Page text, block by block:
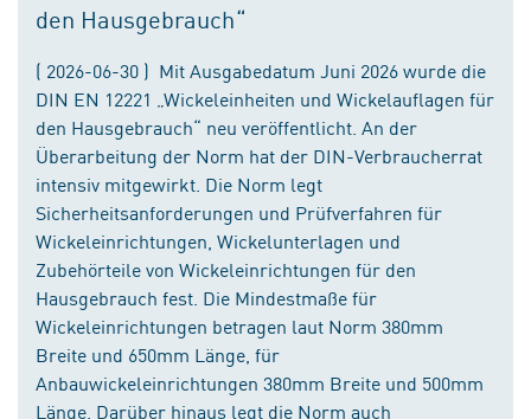
den Hausgebrauch“
( 2026-06-30 ) Mit Ausgabedatum Juni 2026 wurde die
DIN EN 12221 „Wickeleinheiten und Wickelauflagen für
den Hausgebrauch“ neu veröffentlicht. An der
Überarbeitung der Norm hat der DIN-Verbraucherrat
intensiv mitgewirkt. Die Norm legt
Sicherheitsanforderungen und Prüfverfahren für
Wickeleinrichtungen, Wickelunterlagen und
Zubehörteile von Wickeleinrichtungen für den
Hausgebrauch fest. Die Mindestmaße für
Wickeleinrichtungen betragen laut Norm 380mm
Breite und 650mm Länge, für
Anbauwickeleinrichtungen 380mm Breite und 500mm
Länge. Darüber hinaus legt die Norm auch